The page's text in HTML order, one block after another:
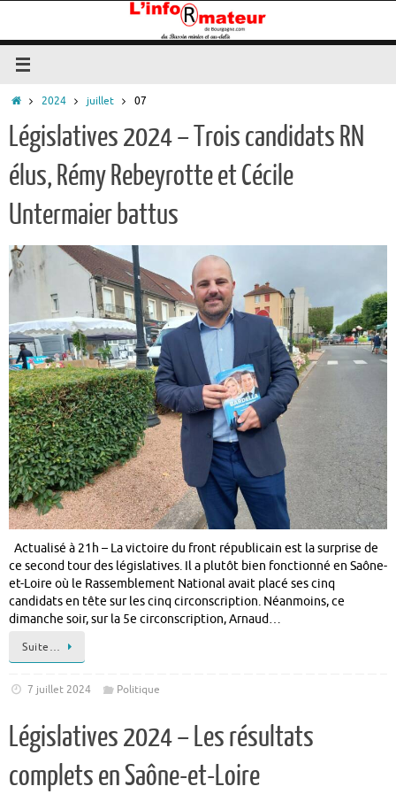
contenu
Accueil
2024 juillet 07
Législatives 2024 – Trois candidats RN
élus, Rémy Rebeyrotte et Cécile
Untermaier battus
Actualisé à 21h – La victoire du front républicain est la surprise de
ce second tour des législatives. Il a plutôt bien fonctionné en Saône-
et-Loire où le Rassemblement National avait placé ses cinq
candidats en tête sur les cinq circonscription. Néanmoins, ce
dimanche soir, sur la 5e circonscription, Arnaud…
Suite…
7 juillet 2024 Politique
Législatives 2024 – Les résultats
complets en Saône-et-Loire